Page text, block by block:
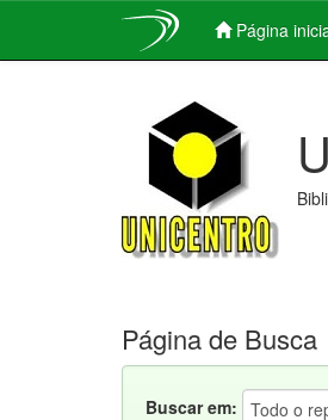
Página
Página de Busca
Buscar em: